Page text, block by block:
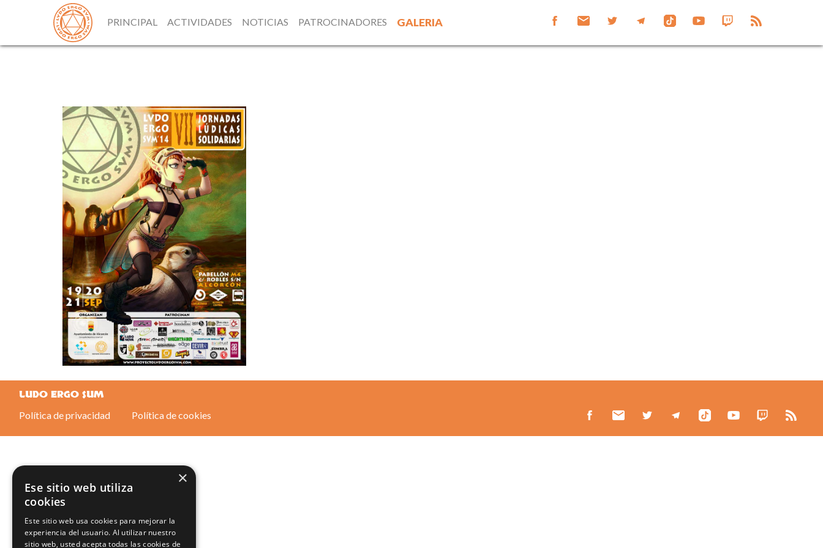
PRINCIPAL ACTIVIDADES NOTICIAS PATROCINADORES GALERIA
LUDO ERGO SUM
Política de privacidad Política de cookies
×
Ese sitio web utiliza
cookies
Este sitio web usa cookies para mejorar la
experiencia del usuario. Al utilizar nuestro
sitio web, usted acepta todas las cookies de